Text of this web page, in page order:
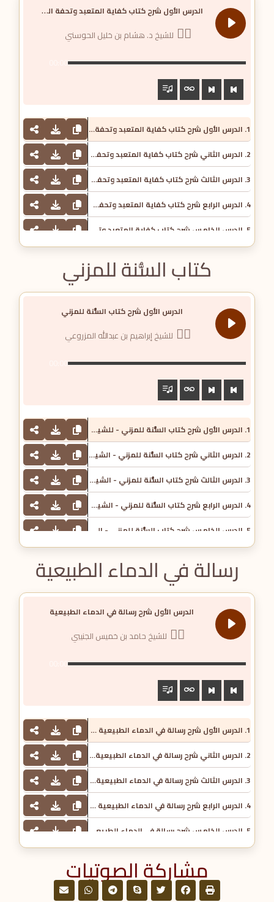
ا
لدرس الأول شرح كتاب كفاية المتعبد وتحفة المتزهد للمنذري
للشيخ د. هشام بن خليل الحوسني
00:00
1. الدرس الأول شرح كتاب كفاية المتعبد وتحفة المتزهد للمنذري - للشيخ د. هشام بن خليل الحوسني
2. الدرس الثاني شرح كتاب كفاية المتعبد وتحفة المتزهد للمنذري - للشيخ د. هشام بن خليل الحوسني
3. الدرس الثالث شرح كتاب كفاية المتعبد وتحفة المتزهد للمنذري - للشيخ د. هشام بن خليل الحوسني
4. الدرس الرابع شرح كتاب كفاية المتعبد وتحفة المتزهد للمنذري - الشيخ د هشام خليل الحوسني
كتاب السُّنة للمزني
الدرس الأول شرح كتاب السُّنة للمزني
للشيخ إبراهيم بن عبدالله المزروعي
00:00
1. الدرس الأول شرح كتاب السُّنة للمزني - للشيخ إبراهيم بن عبدالله المزروعي
2. الدرس الثاني شرح كتاب السُّنة للمزني - الشيخ إبراهيم عبد الله المزروعي
3. الدرس الثالث شرح كتاب السُّنة للمزني - الشيخ إبراهيم عبد الله المزروعي
4. الدرس الرابع شرح كتاب السُّنة للمزني - الشيخ إبراهيم عبد الله المزروعي
رسالة في الدماء الطبيعية
الدرس الأول شرح رسالة في الدماء الطبيعية
للشيخ حامد بن خميس الجنيبي
00:00
1. الدرس الأول شرح رسالة في الدماء الطبيعية - للشيخ حامد بن خميس الجنيبي
2. الدرس الثاني شرح رسالة في الدماء الطبيعية - للشيخ حامد بن خميس الجنيبي
3. الدرس الثالث شرح رسالة في الدماء الطبيعية - للشيخ حامد بن خميس الجنيبي
4. الدرس الرابع شرح رسالة في الدماء الطبيعية - للشيخ حامد بن خميس الجنيبي
مشاركة الصوتيات